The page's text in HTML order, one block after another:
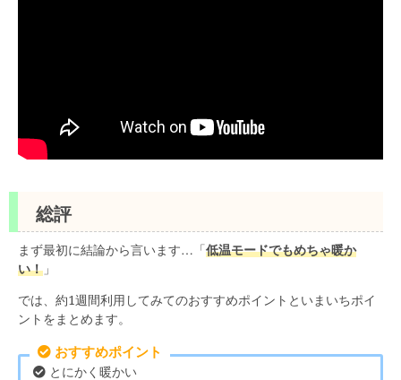
総評
まず最初に結論から言います…「 低温モードでもめちゃ暖か
い！ 」
では、約1週間利用してみてのおすすめポイントといまいちポイ
ントをまとめます。
おすすめポイント
とにかく暖かい